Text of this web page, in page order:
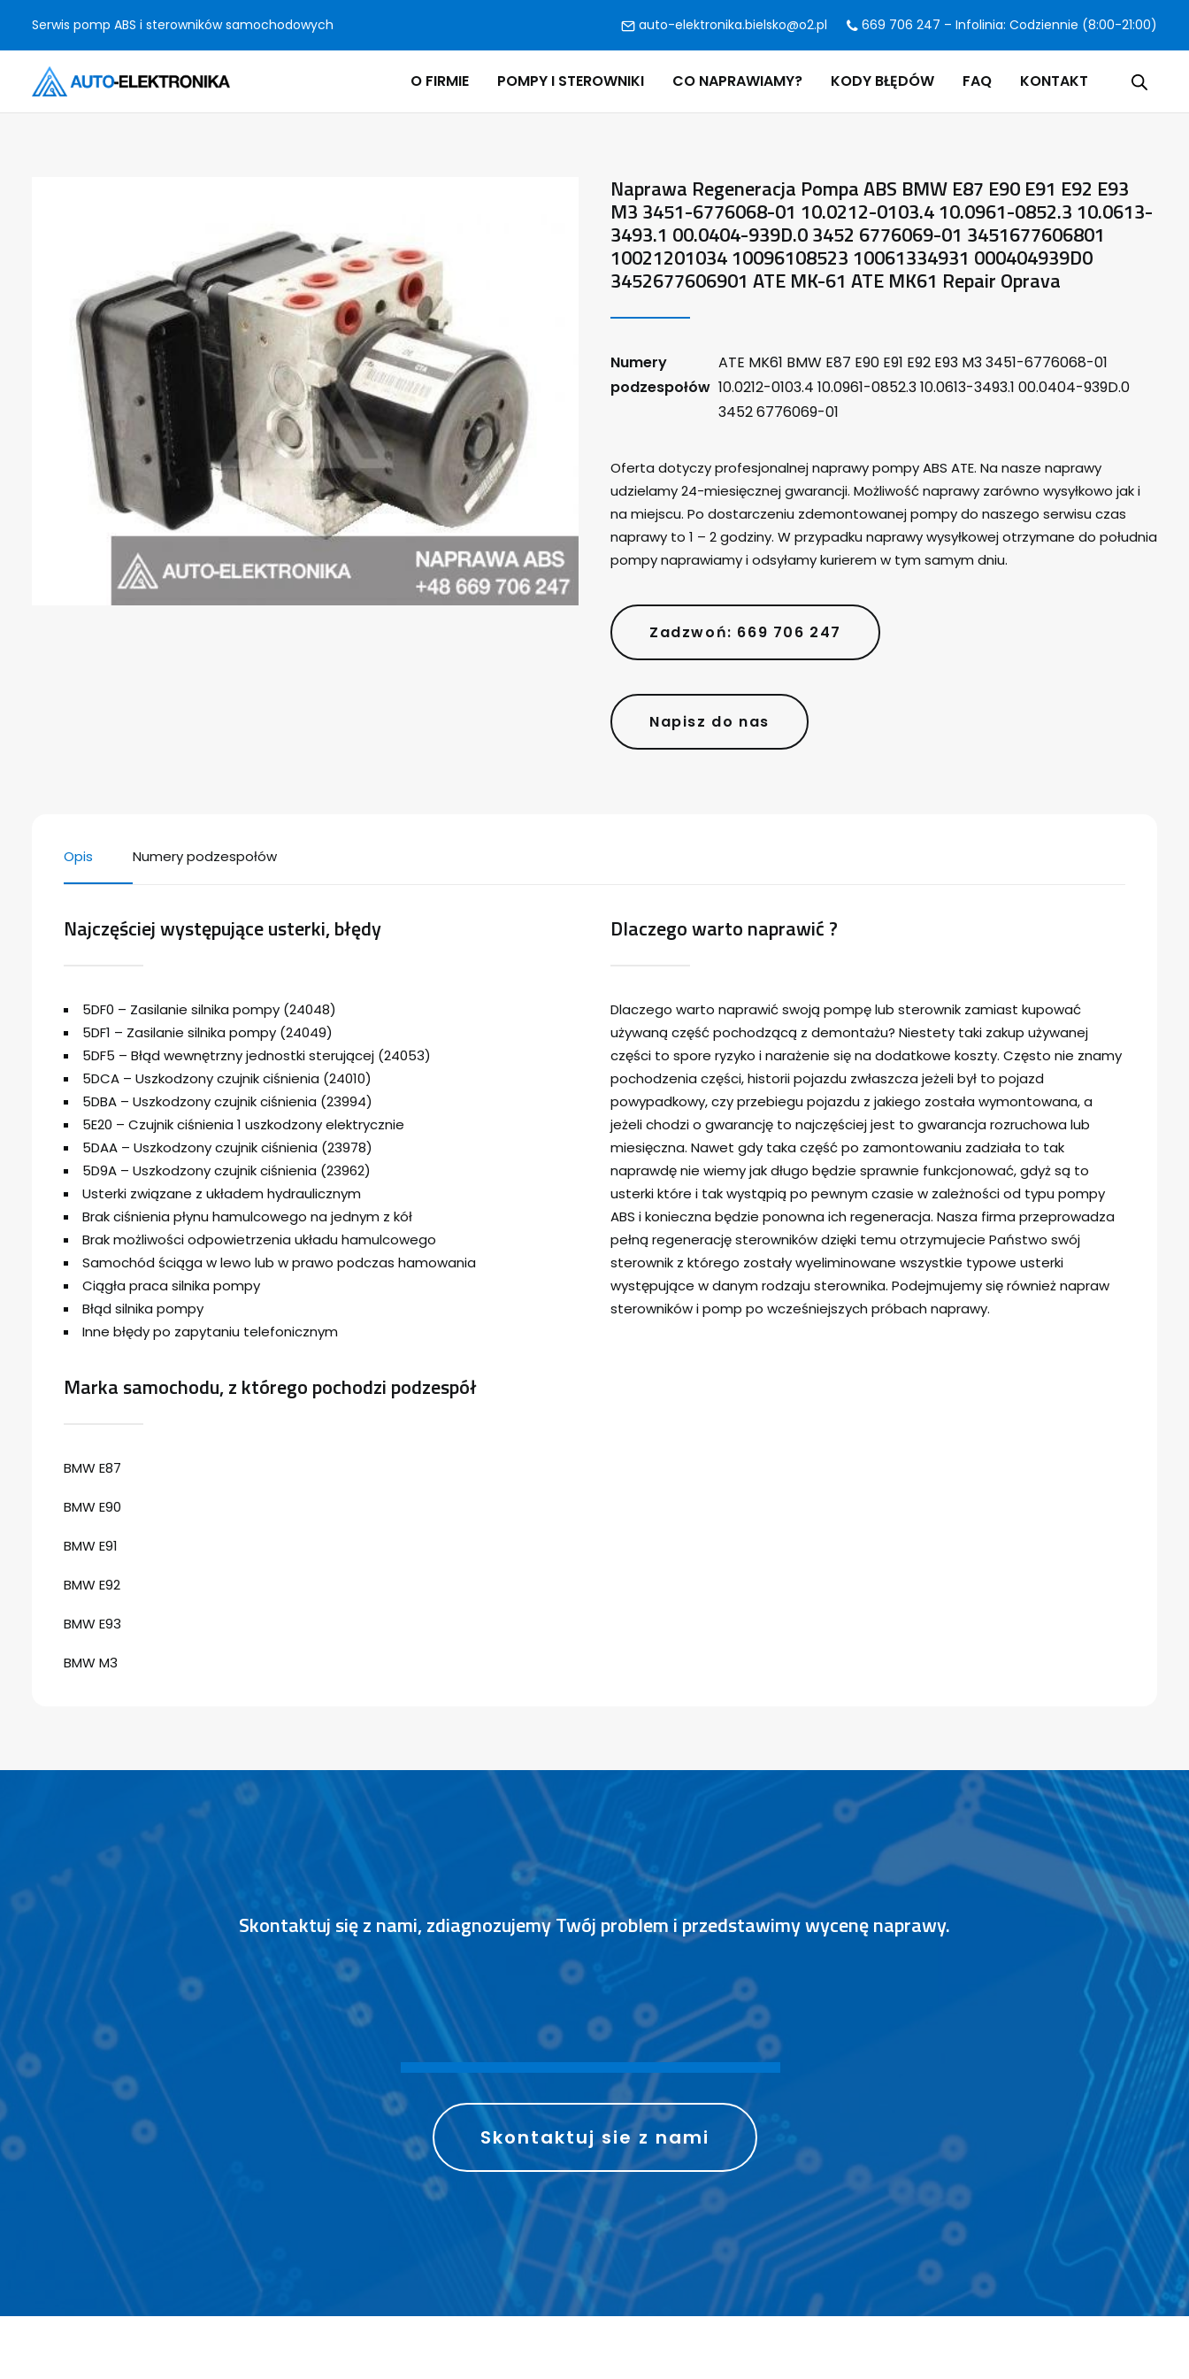
Serwis pomp ABS i sterowników samochodowych auto-elektronika.bielsko@o2.pl 669 706 247 – Infolinia: Codziennie (8:00-21:00)
O FIRMIE POMPY I STEROWNIKI CO NAPRAWIAMY? KODY BŁĘDÓW FAQ KONTAKT
Naprawa Regeneracja Pompa ABS BMW E87 E90 E91 E92 E93
M3 3451-6776068-01 10.0212-0103.4 10.0961-0852.3 10.0613-
3493.1 00.0404-939D.0 3452 6776069-01 3451677606801
10021201034 10096108523 10061334931 000404939D0
3452677606901 ATE MK-61 ATE MK61 Repair Oprava
Numery
podzespołów
ATE MK61 BMW E87 E90 E91 E92 E93 M3 3451-6776068-01
10.0212-0103.4 10.0961-0852.3 10.0613-3493.1 00.0404-939D.0
3452 6776069-01
Oferta dotyczy profesjonalnej naprawy pompy ABS ATE. Na nasze naprawy
udzielamy 24-miesięcznej gwarancji. Możliwość naprawy zarówno wysyłkowo jak i
na miejscu. Po dostarczeniu zdemontowanej pompy do naszego serwisu czas
naprawy to 1 – 2 godziny. W przypadku naprawy wysyłkowej otrzymane do południa
pompy naprawiamy i odsyłamy kurierem w tym samym dniu.
Zadzwoń: 669 706 247
Napisz do nas
Opis Numery podzespołów
Najczęściej występujące usterki, błędy
5DF0 – Zasilanie silnika pompy (24048)
5DF1 – Zasilanie silnika pompy (24049)
5DF5 – Błąd wewnętrzny jednostki sterującej (24053)
5DCA – Uszkodzony czujnik ciśnienia (24010)
5DBA – Uszkodzony czujnik ciśnienia (23994)
5E20 – Czujnik ciśnienia 1 uszkodzony elektrycznie
5DAA – Uszkodzony czujnik ciśnienia (23978)
5D9A – Uszkodzony czujnik ciśnienia (23962)
Usterki związane z układem hydraulicznym
Brak ciśnienia płynu hamulcowego na jednym z kół
Brak możliwości odpowietrzenia układu hamulcowego
Samochód ściąga w lewo lub w prawo podczas hamowania
Ciągła praca silnika pompy
Błąd silnika pompy
Inne błędy po zapytaniu telefonicznym
Marka samochodu, z którego pochodzi podzespół
BMW E87
BMW E90
BMW E91
BMW E92
BMW E93
BMW M3
Dlaczego warto naprawić ?
Dlaczego warto naprawić swoją pompę lub sterownik zamiast kupować
używaną część pochodzącą z demontażu? Niestety taki zakup używanej
części to spore ryzyko i narażenie się na dodatkowe koszty. Często nie znamy
pochodzenia części, historii pojazdu zwłaszcza jeżeli był to pojazd
powypadkowy, czy przebiegu pojazdu z jakiego została wymontowana, a
jeżeli chodzi o gwarancję to najczęściej jest to gwarancja rozruchowa lub
miesięczna. Nawet gdy taka część po zamontowaniu zadziała to tak
naprawdę nie wiemy jak długo będzie sprawnie funkcjonować, gdyż są to
usterki które i tak wystąpią po pewnym czasie w zależności od typu pompy
ABS i konieczna będzie ponowna ich regeneracja. Nasza firma przeprowadza
pełną regenerację sterowników dzięki temu otrzymujecie Państwo swój
sterownik z którego zostały wyeliminowane wszystkie typowe usterki
występujące w danym rodzaju sterownika. Podejmujemy się również napraw
sterowników i pomp po wcześniejszych próbach naprawy.
Skontaktuj się z nami, zdiagnozujemy Twój problem i przedstawimy wycenę naprawy.
SP RAWNIE
Skontaktuj sie z nami